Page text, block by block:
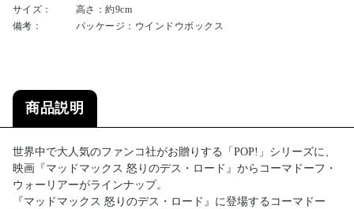
サイズ：
高さ：約9cm
備考：
パッケージ：ウインドウボックス
商品説明
世界中で大人気のファンコ社がお贈りする「POP!」シリーズに、
映画『マッドマックス 怒りのデス・ロード』からコーマドーフ・
ウォーリアーがラインナップ。
『マッドマックス 怒りのデス・ロード』に登場するコーマドー